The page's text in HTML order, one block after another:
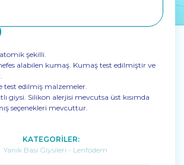
şekilli.
alabilen kumaş. Kumaş test edilmiştir ve
test edilmiş malzemeler.
giysi. Silikon alerjisi mevcutsa üst kısımda
seçenekleri mevcuttur.
KATEGORİLER:
Yanık Basi Giysileri - Lenfödem